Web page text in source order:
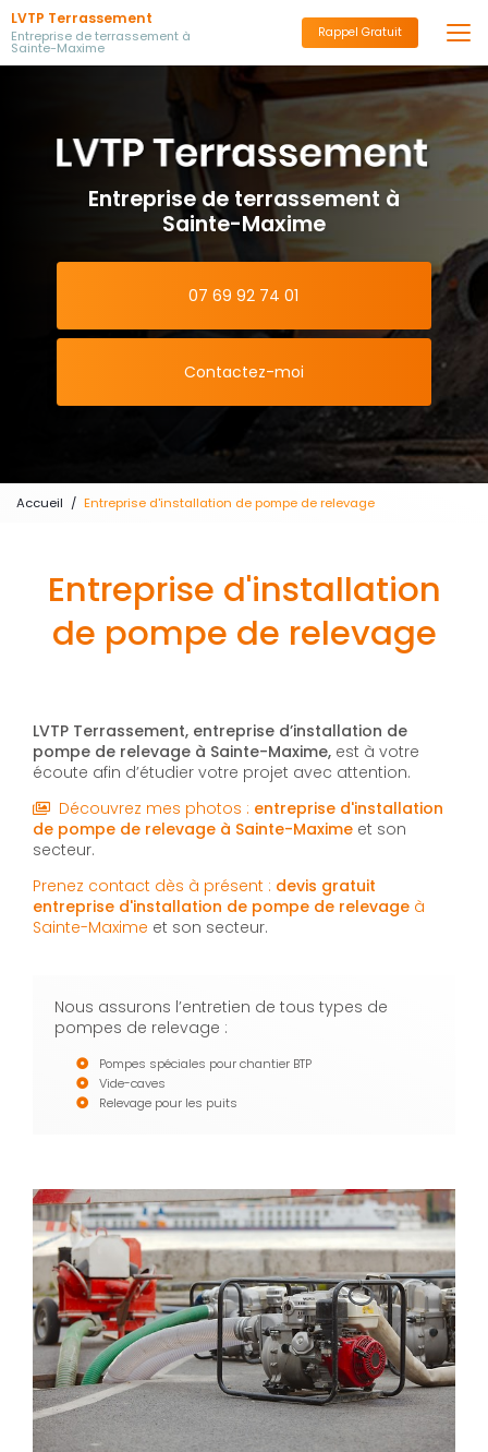
Aller
au
contenu
principal
LVTP Terrassement
Entreprise de terrassement à
Sainte-Maxime
Rappel Gratuit
Entreprise de terrassement à
Sainte-Maxime
07 69 92 74 01
Contactez-moi
Accueil Entreprise d'installation de pompe de relevage
Entreprise d'installation
de pompe de relevage
LVTP Terrassement, entreprise d’installation de
pompe de relevage à Sainte-Maxime, est à votre
écoute afin d’étudier votre projet avec attention.
Découvrez mes photos : entreprise d'installation
de pompe de relevage à Sainte-Maxime et son
secteur.
Prenez contact dès à présent : devis gratuit
entreprise d'installation de pompe de relevage à
Sainte-Maxime et son secteur.
Nous assurons l’entretien de tous types de
pompes de relevage :
Pompes spéciales pour chantier BTP
Vide-caves
Relevage pour les puits